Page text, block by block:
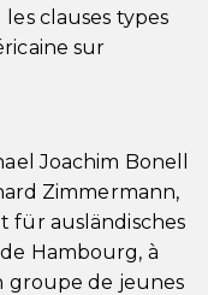
clauses types
sur
Joachim Bonell
Zimmermann,
für ausländisches
Hambourg, à
groupe de jeunes